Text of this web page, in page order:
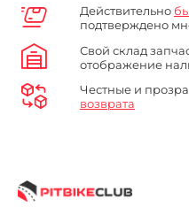
Действительно
подтверждено
Свой склад
отображение
Честные и
возврата